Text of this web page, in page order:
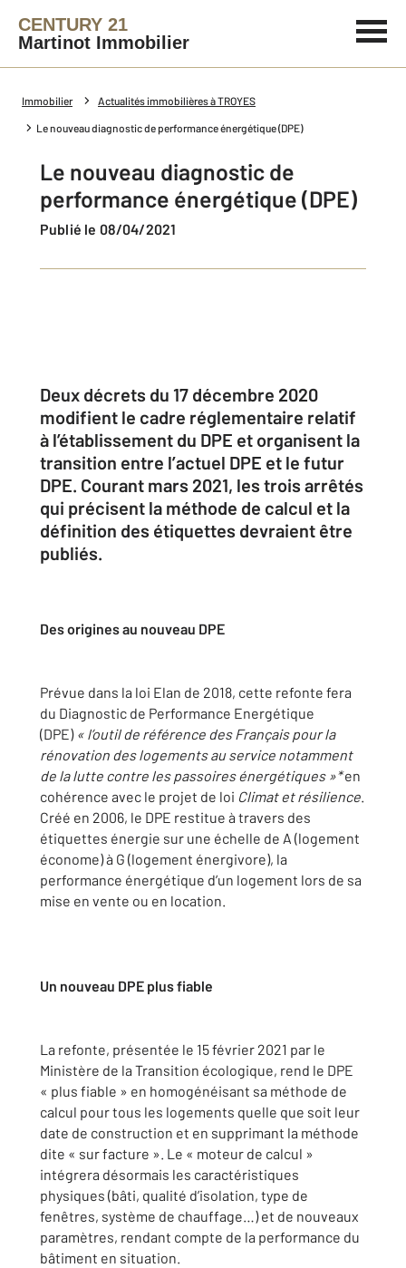
CENTURY 21
Martinot Immobilier
Immobilier Actualités immobilières à TROYES
Le nouveau diagnostic de performance énergétique (DPE)
Le nouveau diagnostic de
performance énergétique (DPE)
Publié le 08/04/2021
Deux décrets du 17 décembre 2020
modifient le cadre réglementaire relatif
à l’établissement du DPE et organisent la
transition entre l’actuel DPE et le futur
DPE. Courant mars 2021, les trois arrêtés
qui précisent la méthode de calcul et la
définition des étiquettes devraient être
publiés.
Des origines au nouveau DPE
Prévue dans la loi Elan de 2018, cette refonte fera
du Diagnostic de Performance Energétique
(DPE) « l’outil de référence des Français pour la
rénovation des logements au service notamment
de la lutte contre les passoires énergétiques »*en
cohérence avec le projet de loi Climat et résilience.
Créé en 2006, le DPE restitue à travers des
étiquettes énergie sur une échelle de A (logement
économe) à G (logement énergivore), la
performance énergétique d’un logement lors de sa
mise en vente ou en location.
Un nouveau DPE plus fiable
La refonte, présentée le 15 février 2021 par le
Ministère de la Transition écologique, rend le DPE
« plus fiable » en homogénéisant sa méthode de
calcul pour tous les logements quelle que soit leur
date de construction et en supprimant la méthode
dite « sur facture ». Le « moteur de calcul »
intégrera désormais les caractéristiques
physiques (bâti, qualité d’isolation, type de
fenêtres, système de chauffage…) et de nouveaux
paramètres, rendant compte de la performance du
bâtiment en situation.